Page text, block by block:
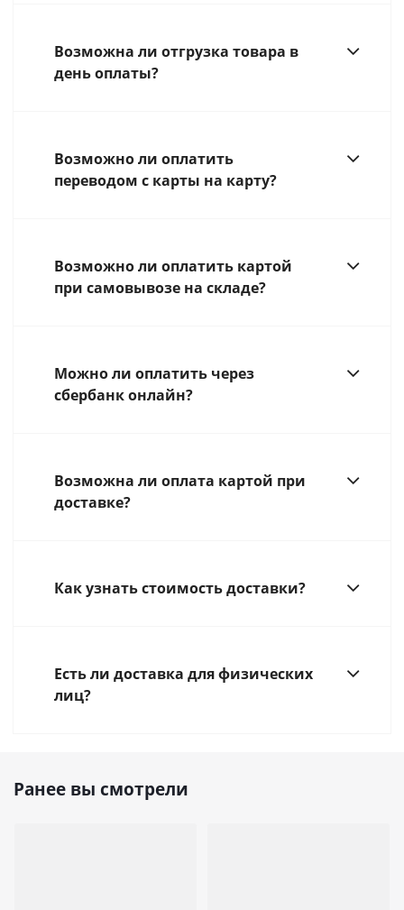
Возможна ли отгрузка товара в
день оплаты?
Возможно ли оплатить
переводом с карты на карту?
Возможно ли оплатить картой
при самовывозе на складе?
Можно ли оплатить через
сбербанк онлайн?
Возможна ли оплата картой при
доставке?
Как узнать стоимость доставки?
Есть ли доставка для физических
лиц?
Ранее вы смотрели